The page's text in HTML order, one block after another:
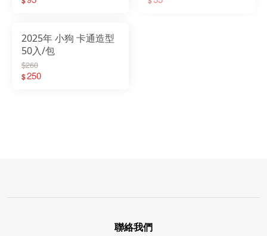
2025年 小狗 卡通造型
50入/包
$260
$250
聯絡我們